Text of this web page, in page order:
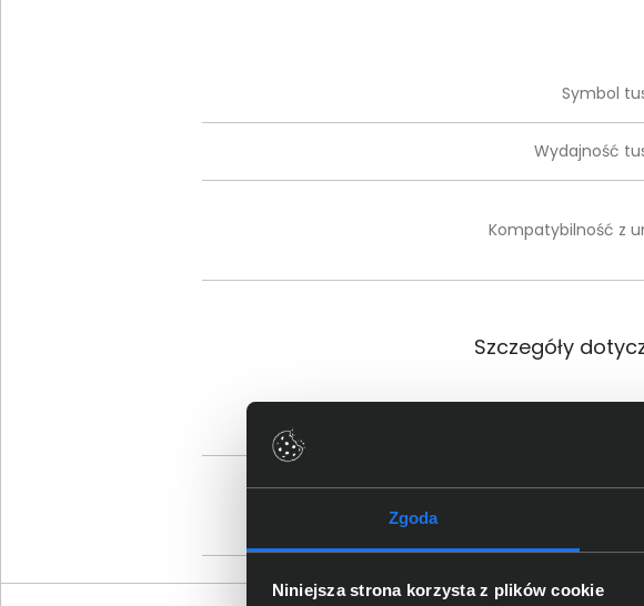
Zgoda
Niniejsza strona korzysta z plików cookie
Symbol
Wydajność
Kompatybilność z
Szczegóły